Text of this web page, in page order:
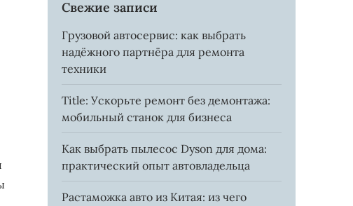
Свежие записи
Грузовой автосервис: как выбрать
надёжного партнёра для ремонта
техники
Title: Ускорьте ремонт без демонтажа:
мобильный станок для бизнеса
Как выбрать пылесос Dyson для дома:
практический опыт автовладельца
Растаможка авто из Китая: из чего